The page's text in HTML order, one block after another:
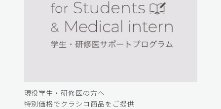
現役学生・研修医の方へ
特別価格でクラシコ商品をご提供